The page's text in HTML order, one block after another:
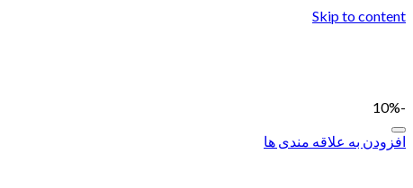
Skip to content
-10%
افزودن به علاقه مندی ها